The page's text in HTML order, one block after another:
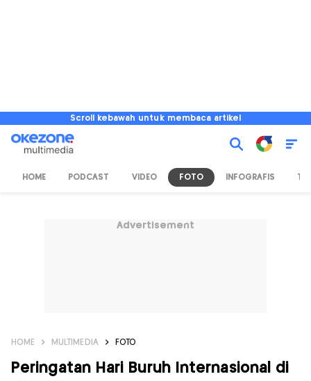
Scroll kebawah untuk membaca artikel
HOME PODCAST VIDEO FOTO INFOGRAFIS TV
Advertisement
HOME MULTIMEDIA FOTO
Peringatan Hari Buruh Internasional di